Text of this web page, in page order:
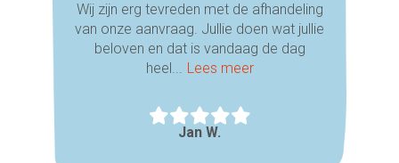
Wij zijn erg tevreden met de afhandeling
van onze aanvraag. Jullie doen wat jullie
beloven en dat is vandaag de dag
heel... Lees meer
Jan W.